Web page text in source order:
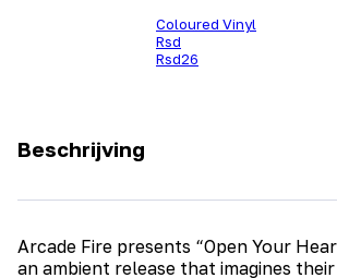
Coloured Vinyl
Rsd
Rsd26
Beschrijving
Arcade Fire presents “Open Your
an ambient release that imagines